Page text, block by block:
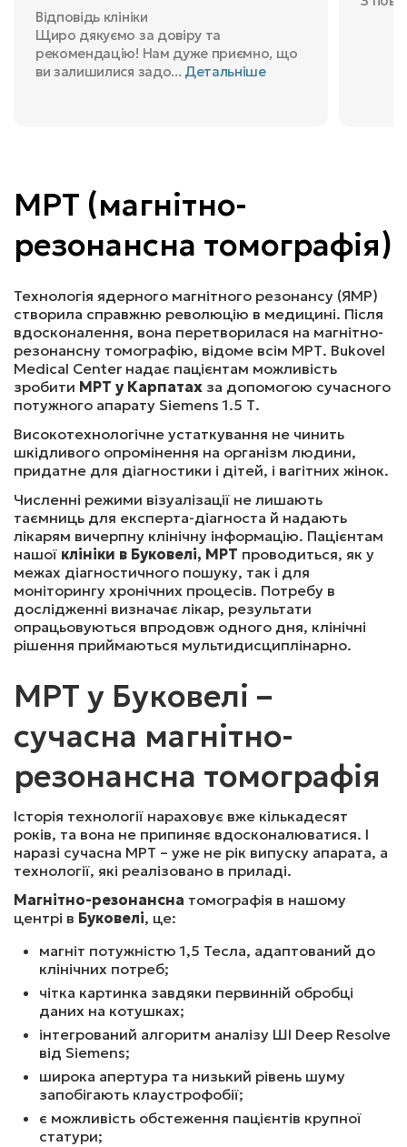
5100 ₴
4100₴
КОНТРАСТ.)
5100₴ Записатись
МРТ ГІПОФІЗА (З В/В КОНТРАСТ.)
4200₴ Записатись
МРТ ОРБІТ ТА ЗОРОВИХ НЕРВІВ (З В/В КОНТРАСТ.)
4400₴ Записатись
МРТ МОСТОМОЗОЧКОВОГО КУТА ТА ВНУТРІШНЬОГО
4500₴ Записатись
МРТ ГОЛОВНОГО МОЗКУ ТА МР-АНГІОГРАФІЯ
АРТЕРІЙ ТА ВЕН (З В/В КОНТРАСТ.)
МРТ ГОЛОВНОГО МОЗКУ ТА ШИЙНОГО ВІДДІЛУ
ХРЕБТА (З В/В КОНТРАСТ.)
5800₴
Відповідь клініки
Щиро дякуємо за довіру та
рекомендацію! Нам дуже приємно, що
ви залишилися задо... Детальніше
МРТ (магнітно-
резонансна томографія)
Технологія ядерного магнітного резонансу (ЯМР)
створила справжню революцію в медицині. Після
вдосконалення, вона перетворилася на магнітно-
резонансну томографію, відоме всім МРТ. Bukovel
Medical Center надає пацієнтам можливість
зробити МРТ у Карпатах за допомогою сучасного
потужного апарату Siemens 1.5 Т.
Високотехнологічне устаткування не чинить
шкідливого опромінення на організм людини,
придатне для діагностики і дітей, і вагітних жінок.
Численні режими візуалізації не лишають
таємниць для експерта-діагноста й надають
лікарям вичерпну клінічну інформацію. Пацієнтам
нашої клініки в Буковелі, МРТ проводиться, як у
межах діагностичного пошуку, так і для
моніторингу хронічних процесів. Потребу в
дослідженні визначає лікар, результати
опрацьовуються впродовж одного дня, клінічні
рішення приймаються мультидисциплінарно.
МРТ у Буковелі –
сучасна магнітно-
резонансна томографія
Історія технології нараховує вже кількадесят
років, та вона не припиняє вдосконалюватися. І
наразі сучасна МРТ – уже не рік випуску апарата, а
технології, які реалізовано в приладі.
Магнітно-резонансна томографія в нашому
центрі в Буковелі, це:
магніт потужністю 1,5 Тесла, адаптований до
клінічних потреб;
чітка картинка завдяки первинній обробці
даних на котушках;
інтегрований алгоритм аналізу ШІ Deep Resolve
від Siemens;
широка апертура та низький рівень шуму
запобігають клаустрофобії;
є можливість обстеження пацієнтів крупної
статури;